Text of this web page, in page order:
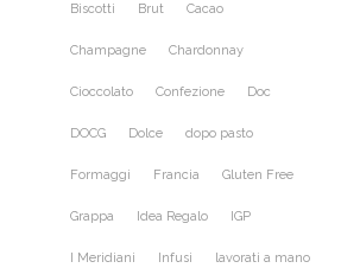
Biscotti Brut Cacao
Champagne Chardonnay
Cioccolato Confezione Doc
DOCG Dolce dopo pasto
Formaggi Francia Gluten Free
Grappa Idea Regalo IGP
I Meridiani Infusi lavorati a mano